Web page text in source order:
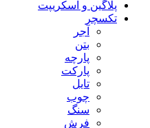
پلاگین و اسکریپت
تکسچر
آجر
بتن
پارچه
پارکت
تایل
چوب
سنگ
فرش